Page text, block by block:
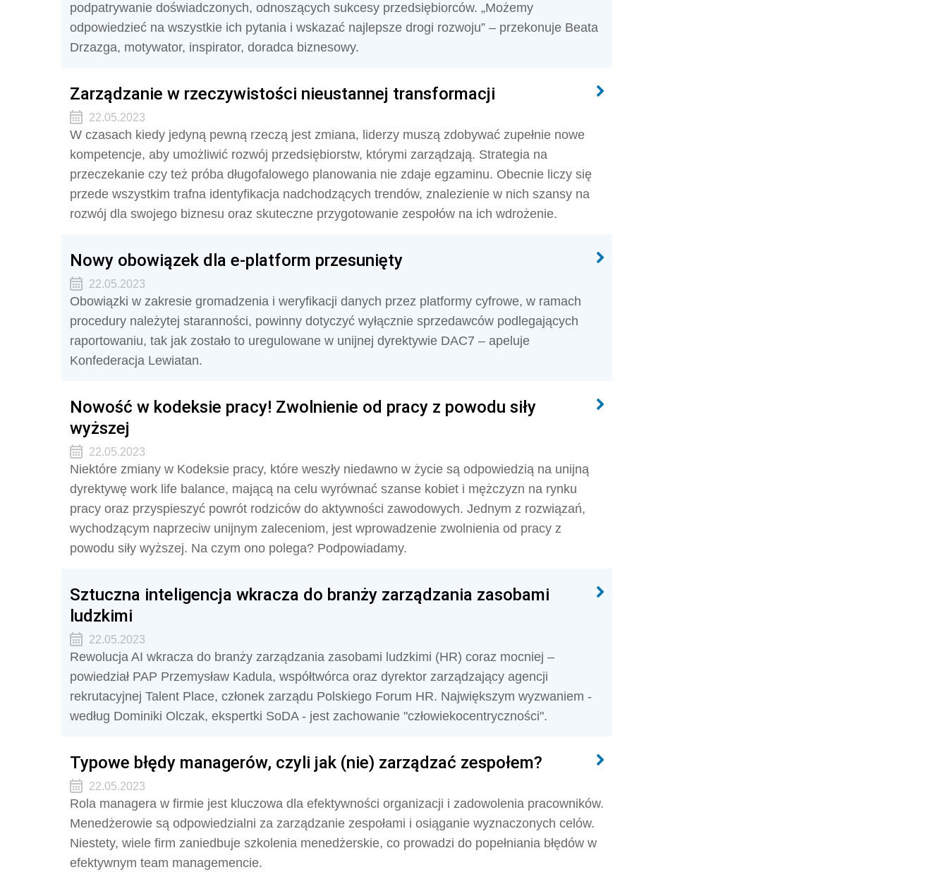
podpatrywanie doświadczonych, odnoszących sukcesy przedsiębiorców. „Możemy
odpowiedzieć na wszystkie ich pytania i wskazać najlepsze drogi rozwoju” – przekonuje Beata
Drzazga, motywator, inspirator, doradca biznesowy.
Zarządzanie w rzeczywistości nieustannej transformacji
22.05.2023
W czasach kiedy jedyną pewną rzeczą jest zmiana, liderzy muszą zdobywać zupełnie nowe
kompetencje, aby umożliwić rozwój przedsiębiorstw, którymi zarządzają. Strategia na
przeczekanie czy też próba długofalowego planowania nie zdaje egzaminu. Obecnie liczy się
przede wszystkim trafna identyfikacja nadchodzących trendów, znalezienie w nich szansy na
rozwój dla swojego biznesu oraz skuteczne przygotowanie zespołów na ich wdrożenie.
Nowy obowiązek dla e-platform przesunięty
22.05.2023
Obowiązki w zakresie gromadzenia i weryfikacji danych przez platformy cyfrowe, w ramach
procedury należytej staranności, powinny dotyczyć wyłącznie sprzedawców podlegających
raportowaniu, tak jak zostało to uregulowane w unijnej dyrektywie DAC7 – apeluje
Konfederacja Lewiatan.
Nowość w kodeksie pracy! Zwolnienie od pracy z powodu siły
wyższej
22.05.2023
Niektóre zmiany w Kodeksie pracy, które weszły niedawno w życie są odpowiedzią na unijną
dyrektywę work life balance, mającą na celu wyrównać szanse kobiet i mężczyzn na rynku
pracy oraz przyspieszyć powrót rodziców do aktywności zawodowych. Jednym z rozwiązań,
wychodzącym naprzeciw unijnym zaleceniom, jest wprowadzenie zwolnienia od pracy z
powodu siły wyższej. Na czym ono polega? Podpowiadamy.
Sztuczna inteligencja wkracza do branży zarządzania zasobami
ludzkimi
22.05.2023
Rewolucja AI wkracza do branży zarządzania zasobami ludzkimi (HR) coraz mocniej –
powiedział PAP Przemysław Kadula, współtwórca oraz dyrektor zarządzający agencji
rekrutacyjnej Talent Place, członek zarządu Polskiego Forum HR. Największym wyzwaniem -
według Dominiki Olczak, ekspertki SoDA - jest zachowanie "człowiekocentryczności".
Typowe błędy managerów, czyli jak (nie) zarządzać zespołem?
22.05.2023
Rola managera w firmie jest kluczowa dla efektywności organizacji i zadowolenia pracowników.
Menedżerowie są odpowiedzialni za zarządzanie zespołami i osiąganie wyznaczonych celów.
Niestety, wiele firm zaniedbuje szkolenia menedżerskie, co prowadzi do popełniania błędów w
efektywnym team managemencie.